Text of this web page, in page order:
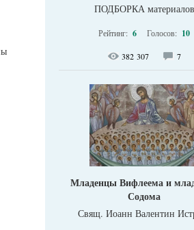
ПОДБОРКА материалов
Рейтинг: 6 Голосов: 10
382 307 7
Младенцы Вифлеема и
Содома
Свящ. Иоанн Валентин